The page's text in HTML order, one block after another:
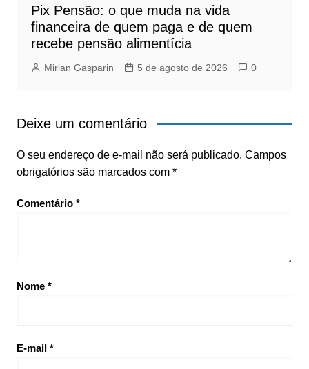
Pix Pensão: o que muda na vida
financeira de quem paga e de quem
recebe pensão alimentícia
Mirian Gasparin 5 de agosto de 2026 0
Deixe um comentário
O seu endereço de e-mail não será publicado. Campos
obrigatórios são marcados com *
Comentário *
Nome *
E-mail *